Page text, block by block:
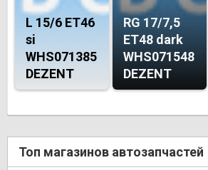
L 15/6 ET46
si
WHS071385
DEZENT
RG 17/7,5
ET48 dark
WHS071548
DEZENT
Топ магазинов автозапчастей